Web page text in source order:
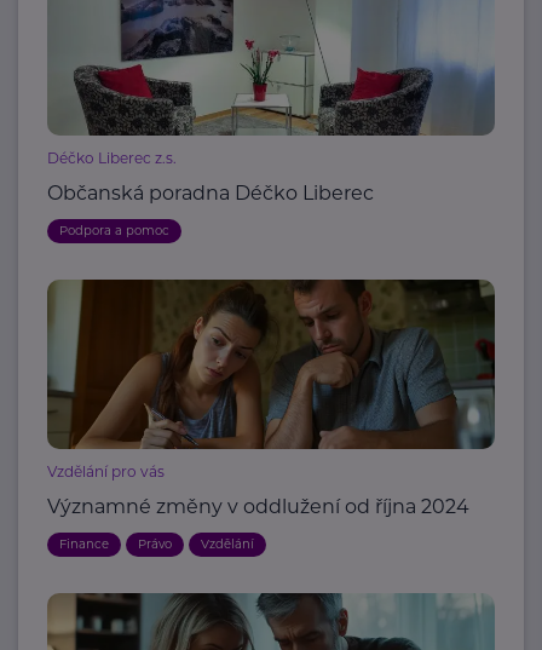
Déčko Liberec z.s.
Občanská poradna Déčko Liberec
Podpora a pomoc
Vzdělání pro vás
Významné změny v oddlužení od října 2024
Finance Právo Vzdělání